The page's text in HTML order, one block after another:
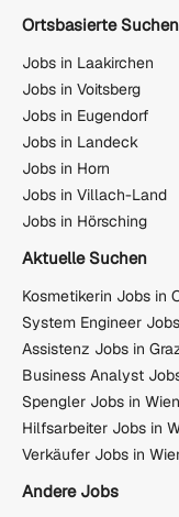
Ortsbasierte Suchen
Jobs in Laakirchen
Jobs in Voitsberg
Jobs in Eugendorf
Jobs in Landeck
Jobs in Horn
Jobs in Villach-Land
Jobs in Hörsching
Aktuelle Suchen
Kosmetikerin Jobs in
System Engineer
Assistenz Jobs in
Business Analyst
Spengler Jobs in Wien
Hilfsarbeiter Jobs in
Verkäufer Jobs in
Andere Jobs